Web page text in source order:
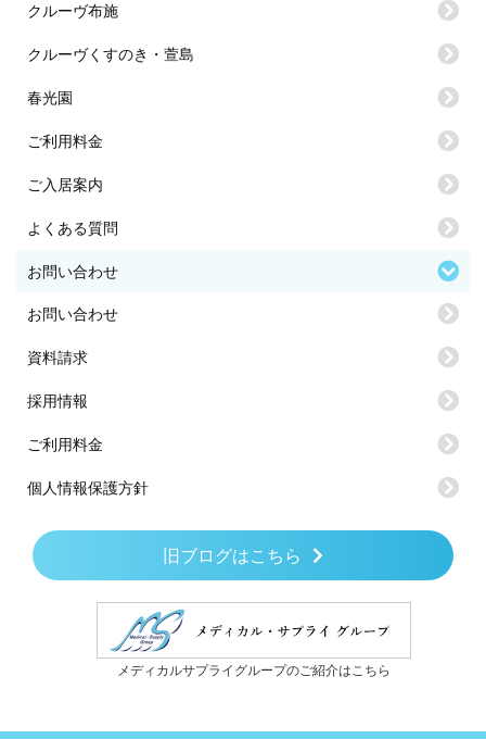
クルーヴ布施
クルーヴくすのき・萱島
春光園
ご利用料金
ご入居案内
よくある質問
お問い合わせ
お問い合わせ
資料請求
採用情報
ご利用料金
個人情報保護方針
旧ブログはこちら
メディカルサプライグループのご紹介はこちら